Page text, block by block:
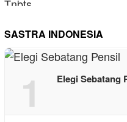
SASTRA INDONESIA
1 Elegi Sebatang